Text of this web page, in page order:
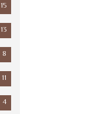
15
13
8
11
4